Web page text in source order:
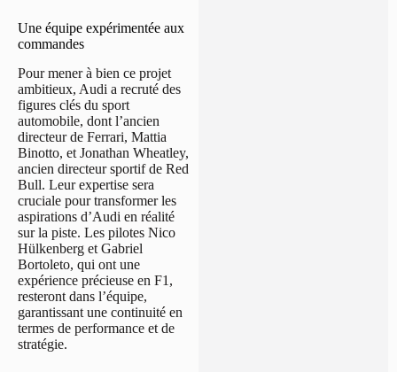
Une équipe expérimentée aux
commandes
Pour mener à bien ce projet
ambitieux, Audi a recruté des
figures clés du sport
automobile, dont l’ancien
directeur de Ferrari, Mattia
Binotto, et Jonathan Wheatley,
ancien directeur sportif de Red
Bull. Leur expertise sera
cruciale pour transformer les
aspirations d’Audi en réalité
sur la piste. Les pilotes Nico
Hülkenberg et Gabriel
Bortoleto, qui ont une
expérience précieuse en F1,
resteront dans l’équipe,
garantissant une continuité en
termes de performance et de
stratégie.